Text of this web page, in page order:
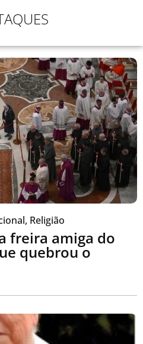
, Religião
freira amiga do
quebrou o